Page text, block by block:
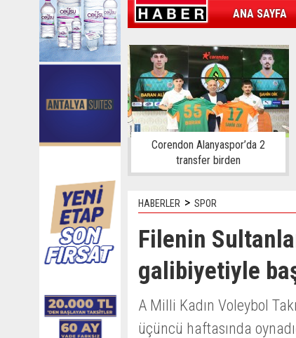
ANA SAYFA
KAMPÜS SPOR GÜN'ÜN ÜRÜNÜ
Corendon Alanyaspor’da 2
transfer birden
HABERLER > SPOR
Filenin
galibiyetiyle
A Milli Kadın Voleybol
üçüncü haftasında